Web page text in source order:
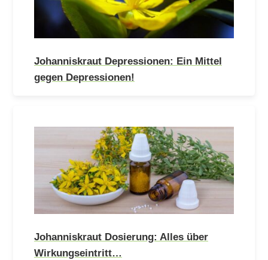
Johanniskraut Depressionen: Ein Mittel
gegen Depressionen!
Johanniskraut Dosierung: Alles über
Wirkungseintritt…